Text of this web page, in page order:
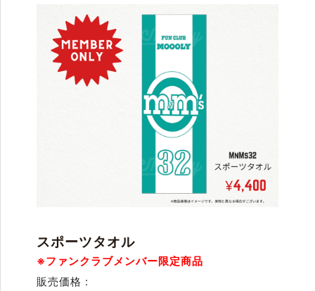
スポーツタオル
※ファンクラブメンバー限定商品
販売価格 :